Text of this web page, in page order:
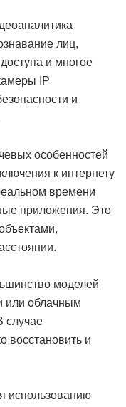
лиц,
и многое
IP
и
особенностей
к интернету
времени
приложения. Это
моделей
или облачным
случае
восстановить и
использованию